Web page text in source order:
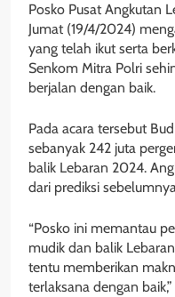
Posko Pusat Angkutan
Jumat (19/4/2024)
yang telah ikut serta
Senkom Mitra Polri
berjalan dengan baik.
Pada acara tersebut
sebanyak 242 juta
balik Lebaran 2024.
dari prediksi
“Posko ini memantau
mudik dan balik
tentu memberikan
terlaksana dengan